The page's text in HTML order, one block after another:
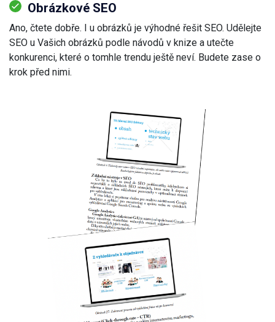
Obrázkové SEO
Ano, čtete dobře. I u obrázků je výhodné řešit SEO. Udělejte
SEO u Vašich obrázků podle návodů v knize a utečte
konkurenci, které o tomhle trendu ještě neví. Budete zase o
krok před nimi.